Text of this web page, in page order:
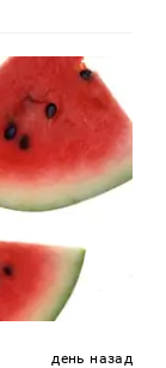
день назад